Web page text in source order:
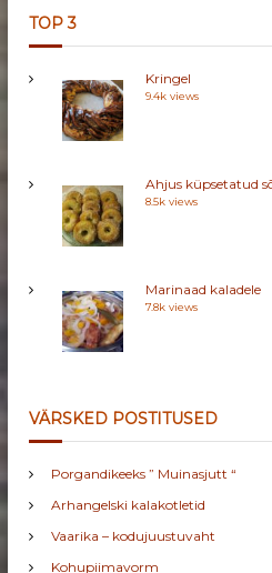
r
:
L
D
D
TOP 3
Kringel
9.4k views
Ahjus küpsetatud
8.5k views
Marinaad kaladele
7.8k views
VÄRSKED POSTITUSED
Porgandikeeks ” Muinasjutt “
Arhangelski kalakotletid
Vaarika – kodujuustuvaht
Kohupiimavorm